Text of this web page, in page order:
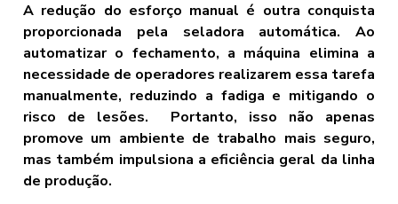
A redução do esforço manual é outra conquista
proporcionada pela seladora automática. Ao
automatizar o fechamento, a máquina elimina a
necessidade de operadores realizarem essa tarefa
manualmente, reduzindo a fadiga e mitigando o
risco de lesões. Portanto, isso não apenas
promove um ambiente de trabalho mais seguro,
mas também impulsiona a eficiência geral da linha
de produção.